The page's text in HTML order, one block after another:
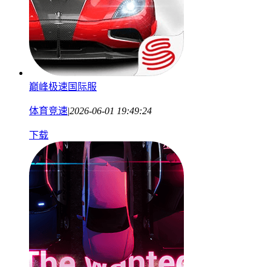
巅峰极速国际服
体育竞速|2026-06-01 19:49:24
下载